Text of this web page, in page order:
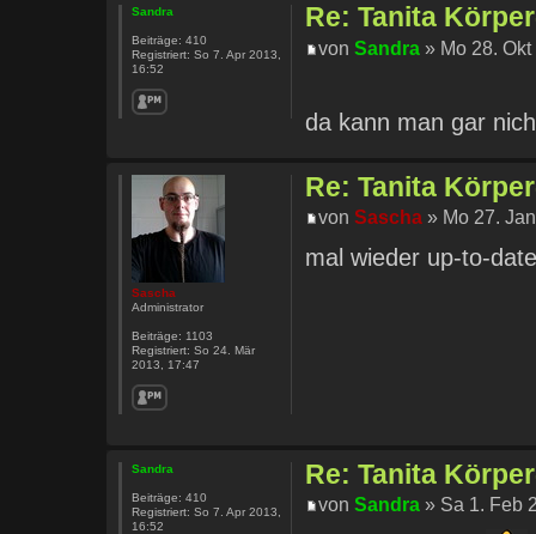
Re: Tanita
vonSandra » Mo 28.
da kann man gar
Sandra
Beiträge: 410
Registriert: So 7. Apr 2013,
16:52
Re: Tanita
vonSascha » Mo 27.
mal wieder up-to-
Sascha
Administrator
Beiträge: 1103
Registriert: So 24. Mär
2013, 17:47
Re: Tanita
vonSandra » Sa 1. Feb
Sandra
Beiträge: 410
Registriert: So 7. Apr 2013,
16:52